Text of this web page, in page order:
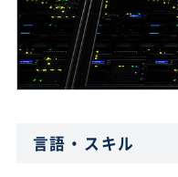
言語・スキル